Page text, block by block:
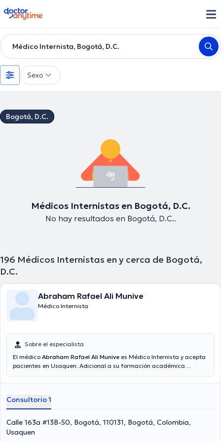
doctoranytime
Médico Internista, Bogotá, D.C.
Sexo
Bogotá, D.C.
Médicos Internistas en Bogotá, D.C.
No hay resultados en Bogotá, D.C..
196 Médicos Internistas en y cerca de Bogotá,
D.C.
Abraham Rafael Ali Munive
Médico Internista
Sobre el especialista
El médico Abraham Rafael Ali Munive es Médico Internista y acepta
pacientes en Usaquen. Adicional a su formación académica
especialidad. El profesional de la salud posee años de experiencia
desempeñado como miembro de la European Respiratory Society,
American Thoracic Society, Asociación Latinoamericana del Tórax,
Asociación Colombiana de Neumología. Abraham Rafael Ali Munive
ha formado parte en innumerables conferencias con miras a tener
una formación continua en su temática de especialización y ha
Consultorio 1
Calle 163a #13B-50, Bogotá, 110131, Bogotá, Colombia,
Usaquen